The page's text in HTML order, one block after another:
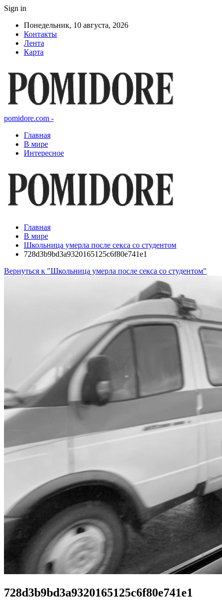
Sign in
Понедельник, 10 августа, 2026
Контакты
Лента
Карта
pomidore.com -
Главная
В мире
Интересное
Главная
В мире
Школьница умерла после секса со студентом
728d3b9bd3a9320165125c6f80e741e1
Вернуться к "Школьница умерла после секса со студентом"
728d3b9bd3a9320165125c6f80e741e1